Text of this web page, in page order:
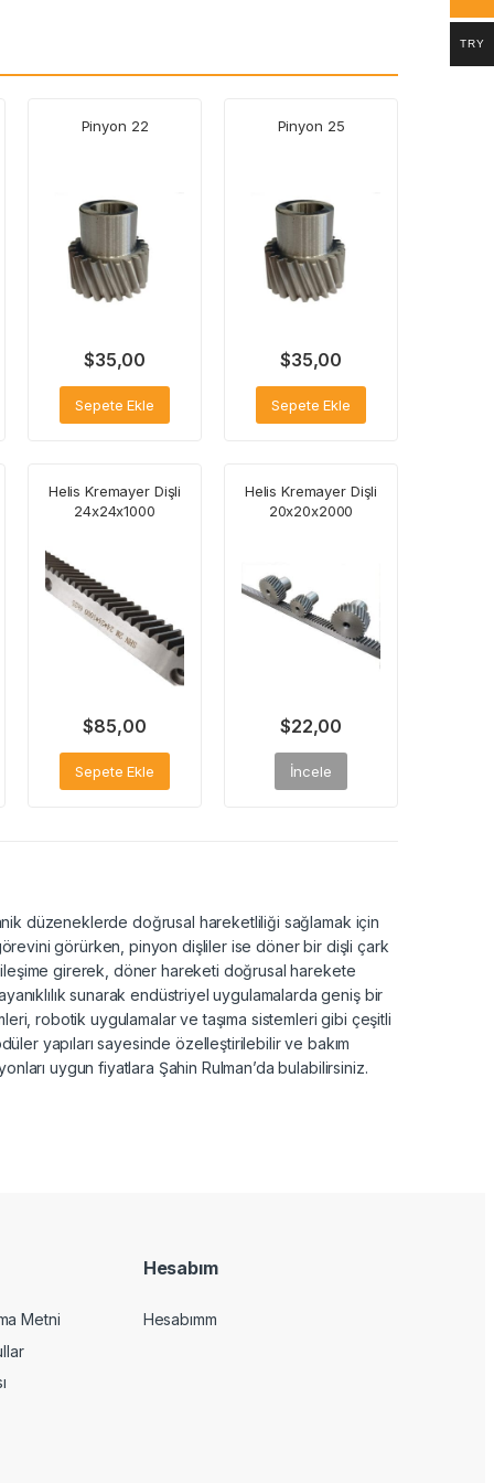
Pinyon 22
$35,00
Sepete Ekle
Pinyon 25
$35,00
Sepete Ekle
Helis Kremayer Dişli
24x24x1000
$85,00
Sepete Ekle
Helis Kremayer Dişli
20x20x2000
$22,00
İncele
düzeneklerde doğrusal hareketliliği sağlamak için
görürken, pinyon dişliler ise döner bir dişli çark
girerek, döner hareketi doğrusal harekete
sunarak endüstriyel uygulamalarda geniş bir
robotik uygulamalar ve taşıma sistemleri gibi çeşitli
yapıları sayesinde özelleştirilebilir ve bakım
uygun fiyatlara Şahin Rulman’da bulabilirsiniz.
Metni
Hesabım
Hesabımm
TRY